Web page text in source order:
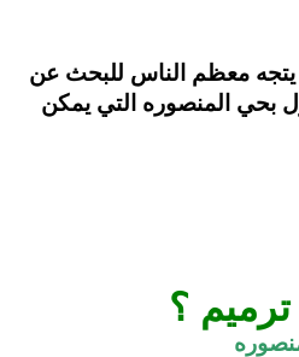
يتجه معظم الناس للبحث عن
بحي المنصوره التي يمكن
؟